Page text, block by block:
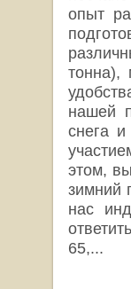
опыт
тонна),
нашей
снега
этом,
зимний
нас
65,...